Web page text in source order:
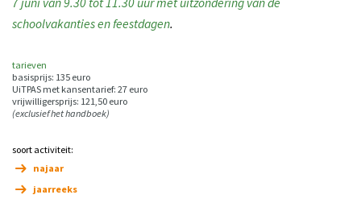
schoolvakanties en feestdagen.
tarieven
basisprijs: 135 euro
UiTPAS met kansentarief: 27 euro
vrijwilligersprijs: 121,50 euro
(exclusief het handboek)
soort activiteit:
najaar
jaarreeks